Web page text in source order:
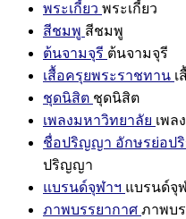
พระเกี้ยว พระเกี้ยว
สีชมพู สีชมพู
ต้นจามจุรี ต้นจามจุรี
เสื้อครุยพระราชทาน
ชุดนิสิต ชุดนิสิต
เพลงมหาวิทยาลัย เพล
ชื่อปริญญา อักษรย่อป
ปริญญา
แบรนด์จุฬาฯ แบรนด์จุ
ภาพบรรยากาศ ภาพบ